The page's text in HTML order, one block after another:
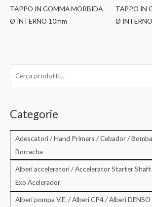
TAPPO IN GOMMA MORBIDA
Ø INTERNO 10mm
TAPPO IN
Ø
c
Categorie
Adescatori / Hand Primers / Cebador /
Borracha
Alberi acceleratori / Accelerator Starter Shaft
Exo Acelerador
Alberi pompa V.E. / Alberi CP4 / Alberi